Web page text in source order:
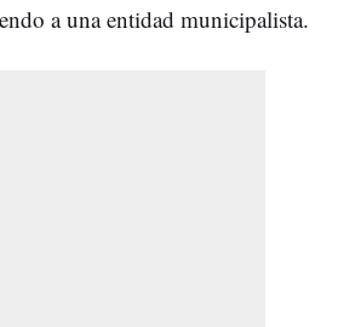
a una entidad municipalista.